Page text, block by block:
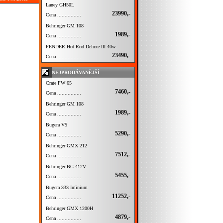
Laney GH50L
Cena ................
23990,-
Behringer GM 108
Cena ................
1989,-
FENDER Hot Rod Deluxe III 40w
Cena ................
23490,-
NEJPRODÁVANĚJŠÍ
Crate FW 65
Cena ................
7460,-
Behringer GM 108
Cena ................
1989,-
Bugera V5
Cena ................
5290,-
Behringer GMX 212
Cena ................
7512,-
Behringer BG 412V
Cena ................
5455,-
Bugera 333 Infinium
Cena ................
11252,-
Behringer GMX 1200H
Cena ................
4879,-